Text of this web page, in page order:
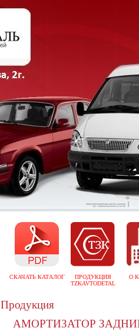
СКАЧАТЬ КАТАЛОГ
ПРОДУКЦИЯ
TZKAVTODETAL
О
Продукция
АМОРТИЗАТОР